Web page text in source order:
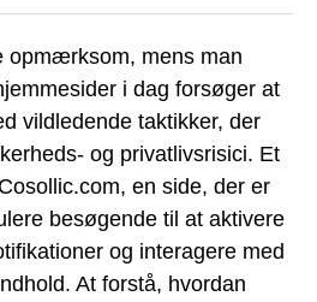
opmærksom, mens man
i dag forsøger at
vildledende taktikker, der
og privatlivsrisici. Et
en side, der er
besøgende til at aktivere
og interagere med
At forstå, hvordan